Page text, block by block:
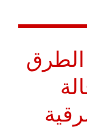
الطرق